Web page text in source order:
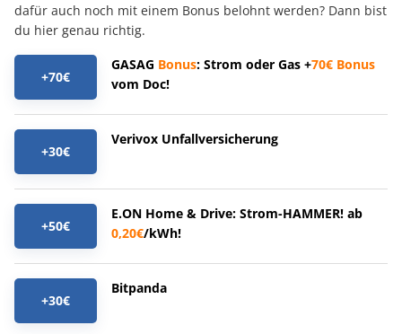
dafür auch noch mit einem Bonus belohnt werden? Dann bist
du hier genau richtig.
+70€
GASAG Bonus: Strom oder Gas +70€ Bonus
vom Doc!
+30€
Verivox Unfallversicherung
+50€
E.ON Home & Drive: Strom-HAMMER! ab
0,20€/kWh!
+30€
Bitpanda